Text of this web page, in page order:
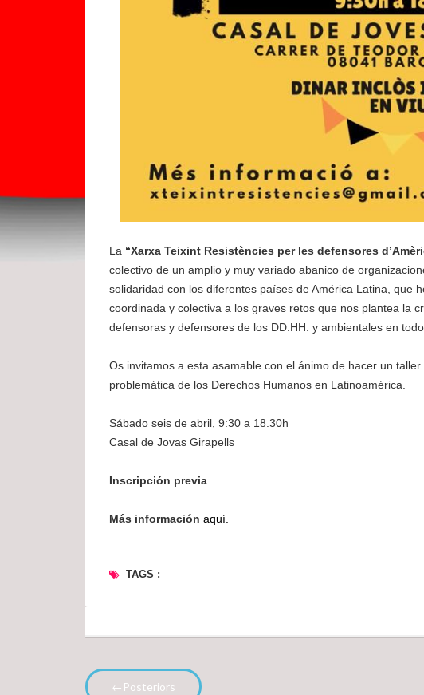
La “Xarxa Teixint Resistències per les defensores
colectivo de un amplio y muy variado abanico de
solidaridad con los diferentes países de América Latina, que
coordinada y colectiva a los graves retos que nos plantea la
defensoras y defensores de los DD.HH. y ambientales en
Os invitamos a esta asamable con el ánimo de hacer un
problemática de los Derechos Humanos en Latinoamérica.
Sábado seis de abril, 9:30 a 18.30h
Casal de Jovas Girapells
Inscripción previa
Más información aquí.
TAGS :
←Posteriors